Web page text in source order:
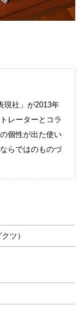
現社」が2013年
レーターとコラ
個性が出た使い
らではのものづ
ツ）